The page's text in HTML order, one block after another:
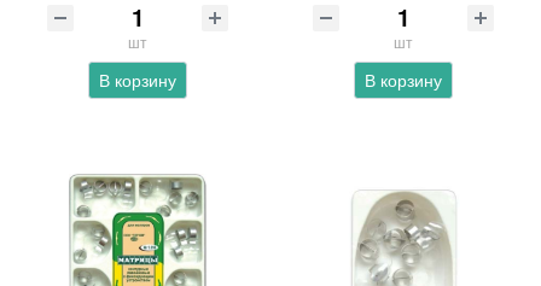
шт
В корзину
шт
В корзину